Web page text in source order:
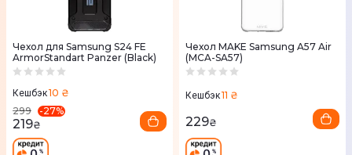
Чехол для Samsung S24 FE
ArmorStandart Panzer (Black)
Кешбэк10 ₴
299
-27%
219₴
Чехол MAKE Samsung A57 Air
(MCA-SA57)
Кешбэк11 ₴
229₴